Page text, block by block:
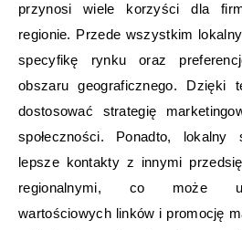
przynosi wiele korzyści dla
regionie. Przede wszystkim
specyfikę rynku oraz
obszaru geograficznego. Dzięki
dostosować strategię
społeczności. Ponadto,
lepsze kontakty z innymi
regionalnymi, co może
wartościowych linków i promocję